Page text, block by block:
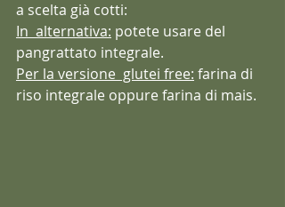
a scelta già cotti:
In  alternativa: potete usare del
pangrattato integrale.
Per la versione  glutei free: farina di
riso integrale oppure farina di mais.